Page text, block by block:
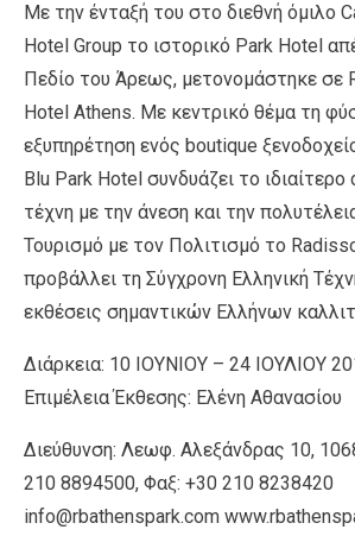
Με την ένταξή του στο διεθνή όμιλο
Hotel Group το ιστορικό Park Hotel
Πεδίο του Άρεως, μετονομάστηκε σε
Hotel Athens. Με κεντρικό θέμα τη
εξυπηρέτηση ενός boutique
Blu Park Hotel συνδυάζει το
τέχνη με την άνεση και την
Τουρισμό με τον Πολιτισμό το
προβάλλει τη Σύγχρονη Ελληνική
εκθέσεις σημαντικών Ελλήνων
Διάρκεια: 10 IOYNIOY – 24 ΙΟΥΛΙΟΥ
Επιμέλεια Έκθεσης: Ελένη Αθανασίου
Διεύθυνση: Λεωφ. Αλεξάνδρας 10,
210 8894500, Φαξ: +30 210 8238420
info@rbathenspark.com